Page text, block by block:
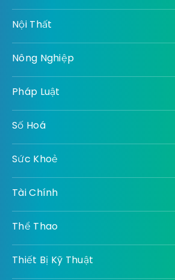
Nội Thất
Nông Nghiệp
Pháp Luật
Số Hoá
Sức Khoẻ
Tài Chính
Thể Thao
Thiết Bị Kỹ Thuật